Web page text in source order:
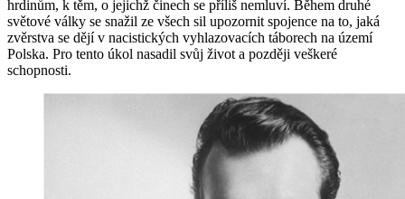
hrdinům, k těm, o jejichž činech se příliš nemluví. Během druhé
světové války se snažil ze všech sil upozornit spojence na to, jaká
zvěrstva se dějí v nacistických vyhlazovacích táborech na území
Polska. Pro tento úkol nasadil svůj život a později veškeré
schopnosti.